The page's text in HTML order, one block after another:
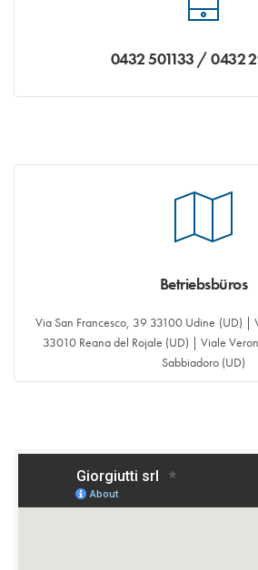
0432 501133 / 0432
Betriebsbüros
Via San Francesco, 39 33100 Udine (UD)
33010 Reana del Rojale (UD) | Viale
Sabbiadoro (UD)